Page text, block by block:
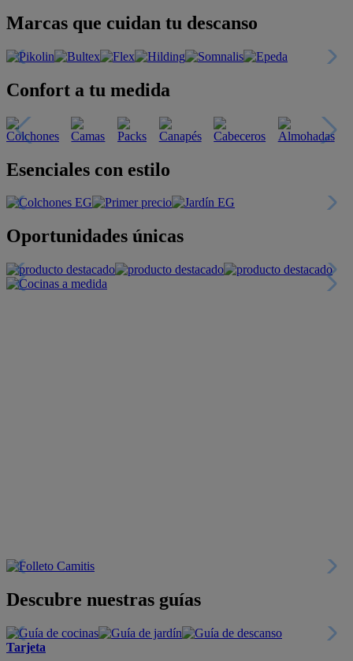
Marcas que cuidan tu descanso
Confort a tu medida
Esenciales con estilo
Oportunidades únicas
Descubre nuestras guías
Tarjeta